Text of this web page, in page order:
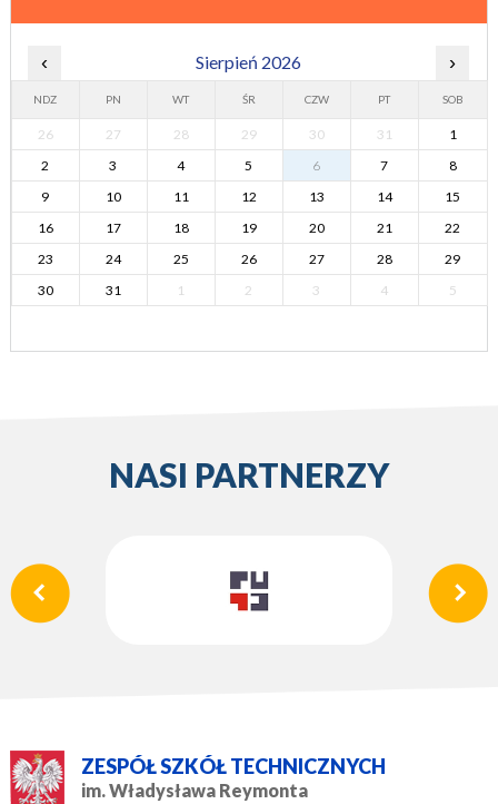
‹ Sierpień 2026 ›
NDZ PN WT ŚR CZW PT SOB
26 27 28 29 30 31
1
2
3 4 5 6 7
8
9
10 11 12 13 14
15
16
17 18 19 20 21
22
23
24 25 26 27 28
29
30
31 1 2 3 4 5
NASI PARTNERZY
ZESPÓŁ SZKÓŁ TECHNICZNYCH
im. Władysława Reymonta